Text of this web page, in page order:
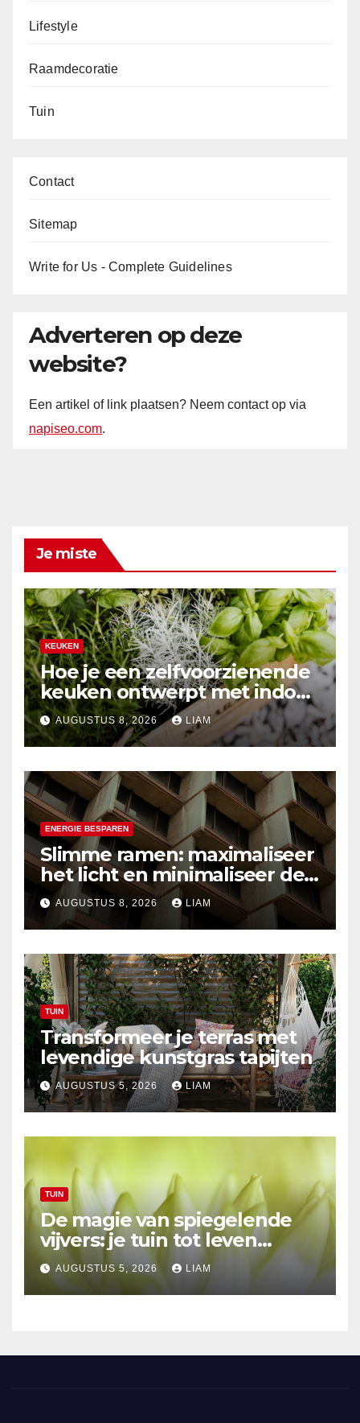
Lifestyle
Raamdecoratie
Tuin
Contact
Sitemap
Write for Us - Complete Guidelines
Adverteren op deze
website?
Een artikel of link plaatsen? Neem contact op via
napiseo.com.
Je miste
KEUKEN
Hoe je een zelfvoorzienende
keuken ontwerpt met indoor
kruidenkweek
AUGUSTUS 8, 2026 LIAM
ENERGIE BESPAREN
Slimme ramen: maximaliseer
het licht en minimaliseer de
hitte
AUGUSTUS 8, 2026 LIAM
TUIN
Transformeer je terras met
levendige kunstgras tapijten
AUGUSTUS 5, 2026 LIAM
TUIN
De magie van spiegelende
vijvers: je tuin tot leven
brengen
AUGUSTUS 5, 2026 LIAM